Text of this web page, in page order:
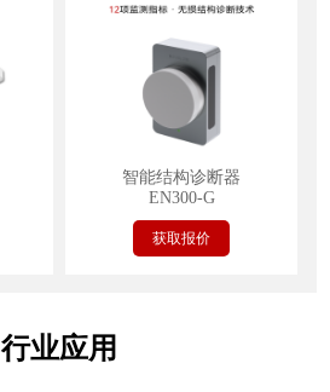
智能结构诊断器
EN300-G
获取报价
行业应用